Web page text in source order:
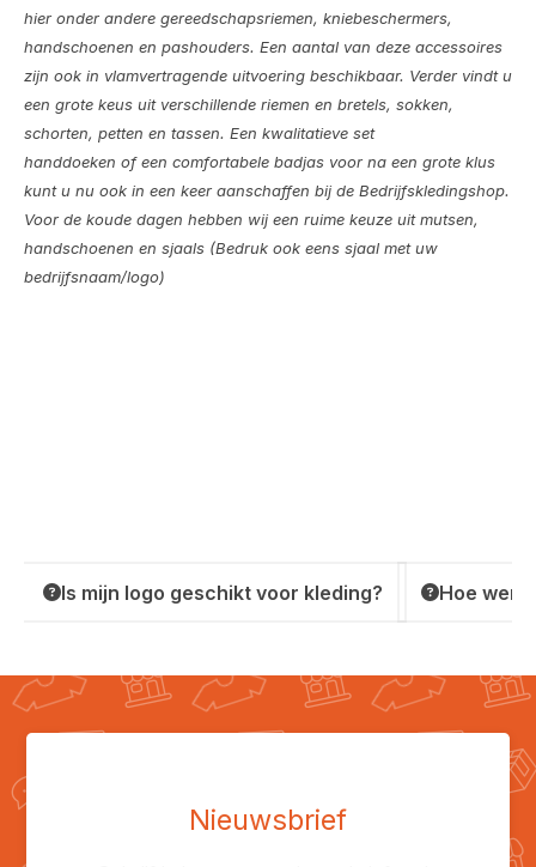
hier onder andere gereedschapsriemen, kniebeschermers,
handschoenen en pashouders. Een aantal van deze accessoires
zijn ook in vlamvertragende uitvoering beschikbaar. Verder vindt u
een grote keus uit verschillende riemen en bretels, sokken,
schorten, petten en tassen. Een kwalitatieve set
handdoeken of een comfortabele badjas voor na een grote klus
kunt u nu ook in een keer aanschaffen bij de Bedrijfskledingshop.
Voor de koude dagen hebben wij een ruime keuze uit mutsen,
handschoenen en sjaals (Bedruk ook eens sjaal met uw
bedrijfsnaam/logo)
Is mijn logo geschikt voor kleding? Hoe
Nieuwsbrief